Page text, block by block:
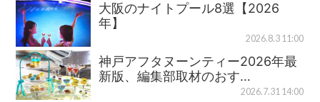
大阪のナイトプール8選【2026
年】
2026.8.3 11:00
神戸アフタヌーンティー2026年最
新版、編集部取材のおす…
2026.7.31 14:00